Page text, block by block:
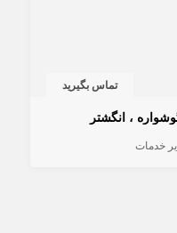
تماس بگیرید
، انگشتر
خدمات